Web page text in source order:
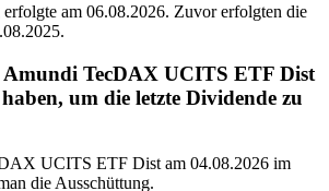
am 06.08.2026. Zuvor erfolgten die
Amundi TecDAX UCITS ETF Dist
um die letzte Dividende zu
UCITS ETF Dist am 04.08.2026 im
die Ausschüttung.